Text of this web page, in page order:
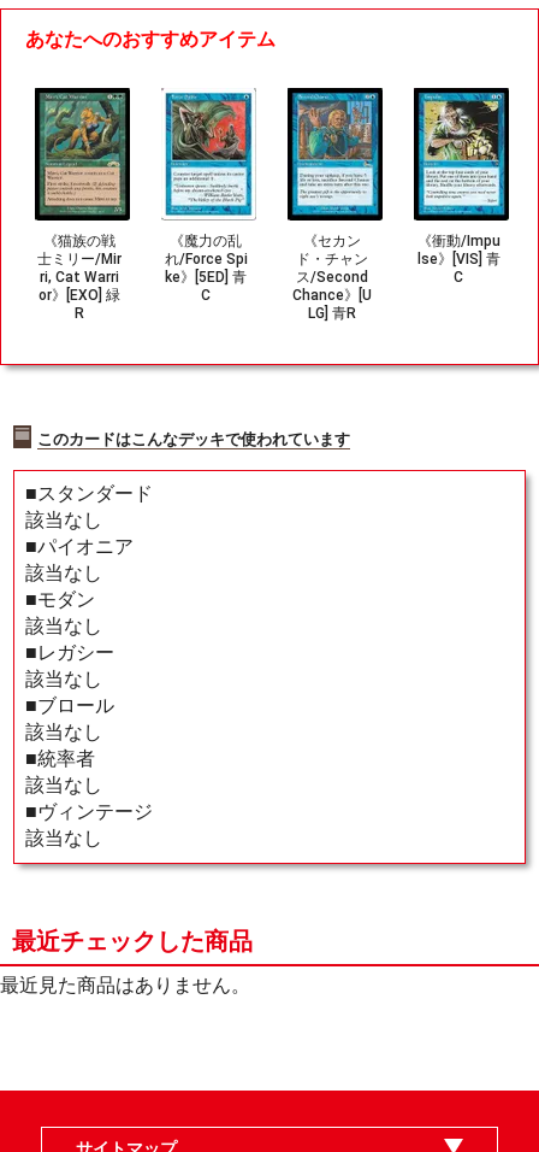
あなたへのおすすめアイテム
《猫族の戦
士ミリー/Mir
ri, Cat Warri
or》[EXO] 緑
R
《魔力の乱
れ/Force Spi
ke》[5ED] 青
C
《セカン
ド・チャン
ス/Second
Chance》[U
LG] 青R
《衝動/Impu
lse》[VIS] 青
C
このカードはこんなデッキで使われています
■スタンダード
該当なし
■パイオニア
該当なし
■モダン
該当なし
■レガシー
該当なし
■ブロール
該当なし
■統率者
該当なし
■ヴィンテージ
該当なし
最近チェックした商品
最近見た商品はありません。